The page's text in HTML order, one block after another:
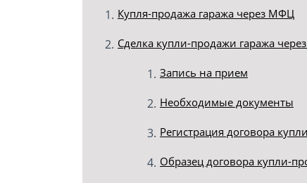
Купля-продажа гаража через МФЦ
Сделка купли-продажи гаража
Запись на прием
Необходимые документы
Регистрация договора
Образец договора купли-